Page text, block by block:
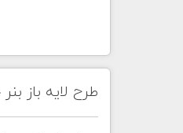
طرح لایه باز